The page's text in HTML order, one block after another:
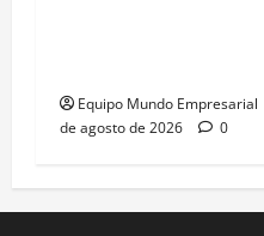
Equipo Mundo Empresarial
de agosto de 2026
0